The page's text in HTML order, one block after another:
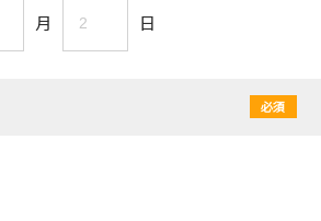
月 日
必須